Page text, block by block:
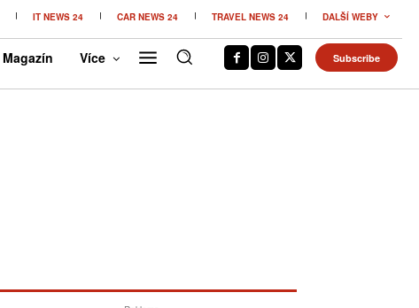
IT NEWS 24 CAR NEWS 24 TRAVEL NEWS 24 DALŠÍ WEBY
Magazín Více Subscribe